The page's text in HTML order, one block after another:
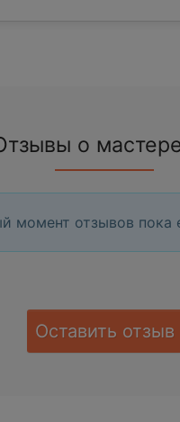
о
момент отзывов пока
Оставить отзыв